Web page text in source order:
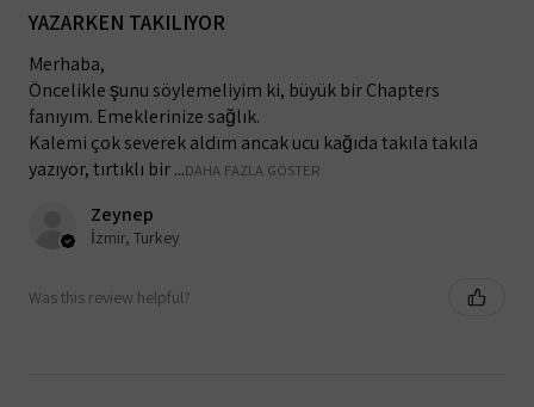
YAZARKEN TAKILIYOR
Merhaba,
Öncelikle şunu söylemeliyim ki, büyük bir Chapters
fanıyım. Emeklerinize sağlık.
Kalemi çok severek aldım ancak ucu kağıda takıla takıla
yazıyor, tırtıklı bir ...DAHA FAZLA GÖSTER
Zeynep
İzmir, Turkey
Was this review helpful?